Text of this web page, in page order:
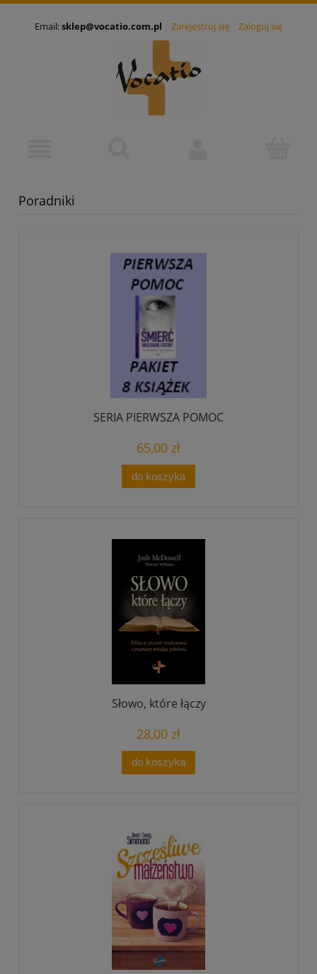
Email:sklep@vocatio.com.pl Zarejestruj się Zaloguj się
Poradniki
SERIA PIERWSZA POMOC
65,00 zł
do koszyka
Słowo, które łączy
28,00 zł
do koszyka